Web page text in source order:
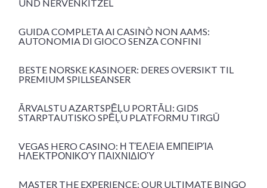
ND NERVENKITZEL
GUIDA COMPLETA AI CASINÒ NON AAMS:
AUTONOMIA DI GIOCO SENZA CONFINI
BESTE NORSKE KASINOER: DERES OVERSIKT TIL
PREMIUM SPILLSEANSER
ĀRVALSTU AZARTSPĒĻU PORTĀLI: GIDS
STARPTAUTISKO SPĒĻU PLATFORMU TIRGŪ
VEGAS HERO CASINO: Η ΤΈΛΕΙΑ ΕΜΠΕΙΡΊΑ
ΗΛΕΚΤΡΟΝΙΚΟΎ ΠΑΙΧΝΙΔΙΟΎ
MASTER THE EXPERIENCE: OUR ULTIMATE BINGO